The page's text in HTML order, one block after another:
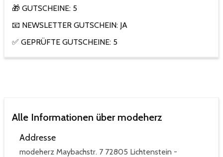
🎁 GUTSCHEINE: 5
📧 NEWSLETTER GUTSCHEIN: JA
✅ GEPRÜFTE GUTSCHEINE: 5
Alle Informationen über modeherz
Addresse
modeherz Maybachstr. 7 72805 Lichtenstein -